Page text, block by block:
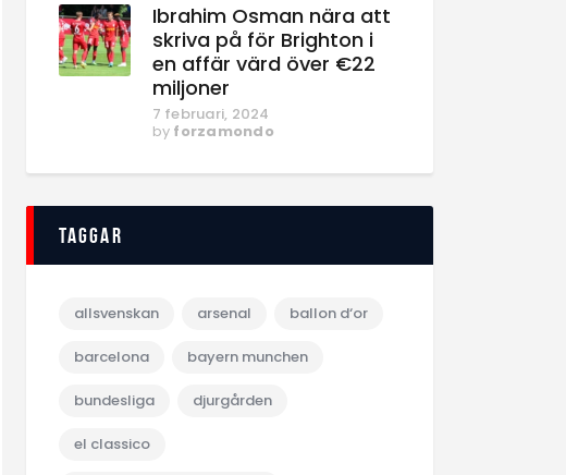
Ibrahim Osman nära att
skriva på för Brighton i
en affär värd över €22
miljoner
7 februari, 2024
by forzamondo
Taggar
allsvenskan arsenal ballon d‘or
barcelona bayern munchen
bundesliga djurgården
el classico